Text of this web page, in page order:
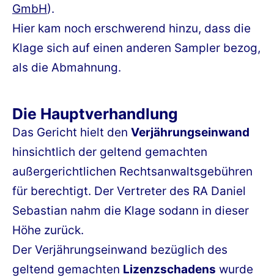
GmbH).
Hier kam noch erschwerend hinzu, dass die
Klage sich auf einen anderen Sampler bezog,
als die Abmahnung.
Die Hauptverhandlung
Das Gericht hielt den Verjährungseinwand
hinsichtlich der geltend gemachten
außergerichtlichen Rechtsanwaltsgebühren
für berechtigt. Der Vertreter des RA Daniel
Sebastian nahm die Klage sodann in dieser
Höhe zurück.
Der Verjährungseinwand bezüglich des
geltend gemachten Lizenzschadens wurde